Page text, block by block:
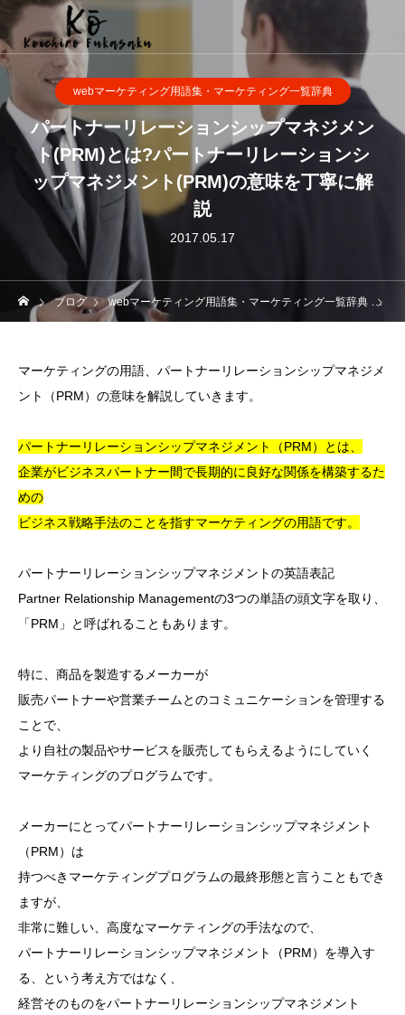
webマーケティング用語集・マーケティング一覧辞典
パートナーリレーションシップマネジメン
ト(PRM)とは?パートナーリレーションシ
ップマネジメント(PRM)の意味を丁寧に解
説
2017.05.17
ブログ webマーケティング用語集・マーケティング一覧辞典
マーケティングの用語、パートナーリレーションシップマネジメ
ント（PRM）の意味を解説していきます。
パートナーリレーションシップマネジメント（PRM）とは、
企業がビジネスパートナー間で長期的に良好な関係を構築するた
めの
ビジネス戦略手法のことを指すマーケティングの用語です。
パートナーリレーションシップマネジメントの英語表記
Partner Relationship Managementの3つの単語の頭文字を取り、
「PRM」と呼ばれることもあります。
特に、商品を製造するメーカーが
販売パートナーや営業チームとのコミュニケーションを管理する
ことで、
より自社の製品やサービスを販売してもらえるようにしていく
マーケティングのプログラムです。
メーカーにとってパートナーリレーションシップマネジメント
（PRM）は
持つべきマーケティングプログラムの最終形態と言うこともでき
ますが、
非常に難しい、高度なマーケティングの手法なので、
パートナーリレーションシップマネジメント（PRM）を導入す
る、という考え方ではなく、
経営そのものをパートナーリレーションシップマネジメント